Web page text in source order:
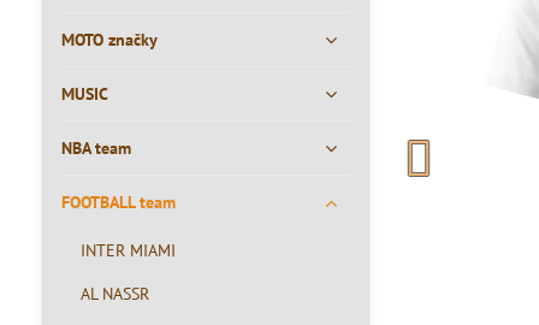
MOTO značky
MUSIC
NBA team
FOOTBALL team
INTER MIAMI
AL NASSR